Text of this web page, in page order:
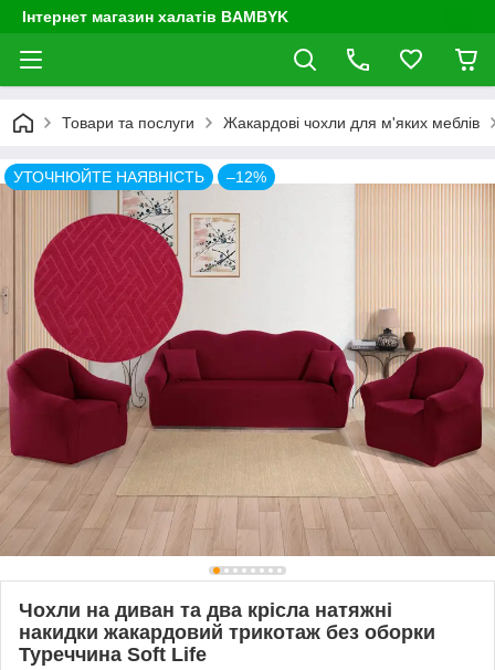
Інтернет магазин халатів BAMBYK
Товари та послуги Жакардові чохли для м'яких меблів
УТОЧНЮЙТЕ НАЯВНІСТЬ –12%
Чохли на диван та два крісла натяжні
накидки жакардовий трикотаж без оборки
Туреччина Soft Life